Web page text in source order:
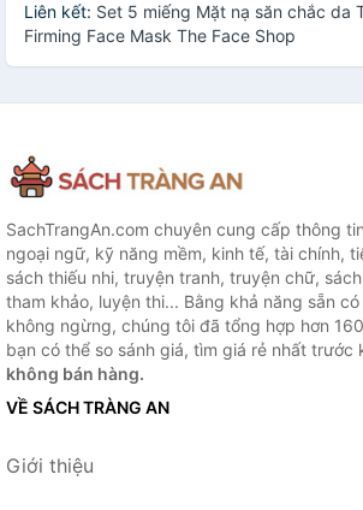
Liên kết: Set 5 miếng Mặt nạ săn chắc da
Firming Face Mask The Face Shop
SachTrangAn.com chuyên cung cấp thông
ngoại ngữ, kỹ năng mềm, kinh tế, tài chính,
sách thiếu nhi, truyện tranh, truyện chữ,
tham khảo, luyện thi... Bằng khả năng sẵn
không ngừng, chúng tôi đã tổng hợp hơn
bạn có thể so sánh giá, tìm giá rẻ nhất trước
không bán hàng.
VỀ SÁCH TRÀNG AN
Giới thiệu